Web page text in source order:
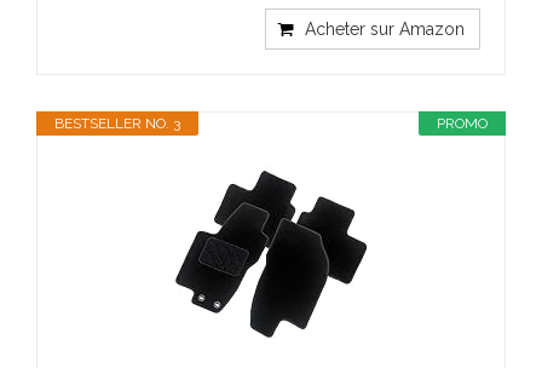
Acheter sur Amazon
PROMO
BESTSELLER NO. 3